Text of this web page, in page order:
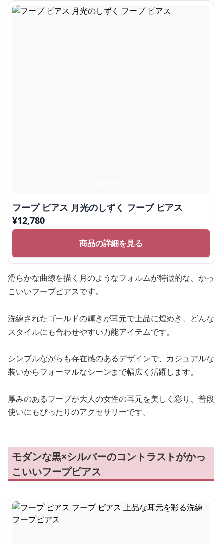
フープ ピアス 月光のしずく フープ ピアス
¥12,780
商品の詳細を見る
滑らかな曲線を描く月のようなフォルムが特徴的な、かっ
こいいフープピアスです。
洗練されたゴールドの輝きが耳元で上品に煌めき、どんな
スタイルにも合わせやすい万能アイテムです。
シンプルながらも存在感のあるデザインで、カジュアルな
装いからフォーマルなシーンまで幅広く活躍します。
厚みのあるフープが大人の女性の耳元を美しく彩り、普段
使いにもぴったりのアクセサリーです。
モダンな黒×シルバーのコントラストがかっ
こいいフープピアス